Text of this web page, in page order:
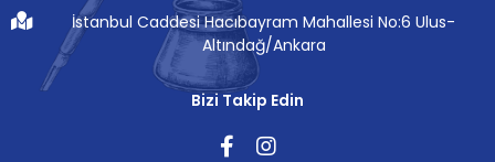
İstanbul Caddesi Hacıbayram Mahallesi No:6 Ulus-
Altındağ/Ankara
Bizi Takip Edin